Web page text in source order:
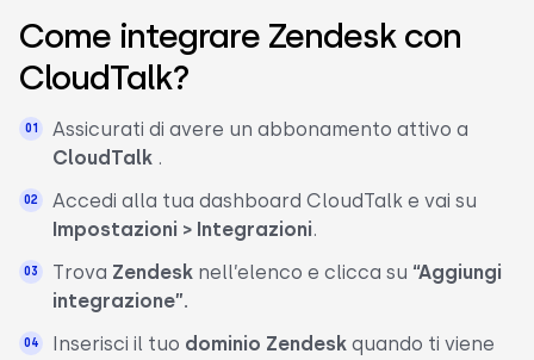
Come integrare Zendesk con
CloudTalk?
Assicurati di avere un abbonamento attivo a
CloudTalk .
Accedi alla tua dashboard CloudTalk e vai su
Impostazioni > Integrazioni.
Trova Zendesk nell’elenco e clicca su “Aggiungi
integrazione”.
Inserisci il tuo dominio Zendesk quando ti viene